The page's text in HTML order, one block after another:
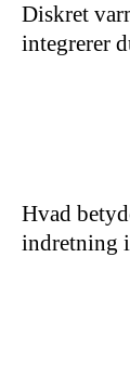
Diskret
integrerer
Hvad
indretning